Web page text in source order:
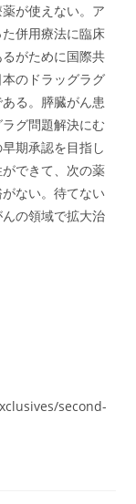
が使えない。ア
併用療法に臨床
がために国際共
のドラッグラグ
る。膵臓がん患
グ問題解決にむ
期承認を目指し
できて、次の薬
ない。待てない
の領域で拡大治
second-